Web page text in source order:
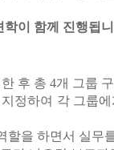
학이 함께 진행됩
후 총 4개 그룹
정하여 각 그룹
할을 하면서 실무